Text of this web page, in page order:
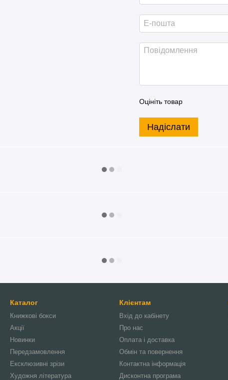
Оцініть товар
Надіслати
Каталог
Книжкові бокси
Акції
Новинки
Передзамовлення
Ексклюзивні зрізи
Художня література
Клієнтам
Вхід до кабінету
Про нас
Оплата і доставка
Обмін та повернення
Контактна інформація
Дисконтна програма